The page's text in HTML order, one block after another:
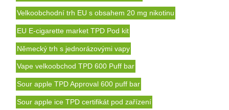
Velkoobchodní trh EU s obsahem 20 mg nikotinu
EU E-cigarette market TPD Pod kit
Německý trh s jednorázovými vapy
Vape velkoobchod TPD 600 Puff bar
Sour apple TPD Approval 600 puff bar
Sour apple ice TPD certifikát pod zařízení